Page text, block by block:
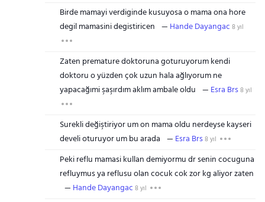
Birde mamayi verdiginde kusuyosa o mama ona hore
degil mamasini degistiricen
Hande Dayangac 8 yıl
Zaten premature doktoruna goturuyorum kendi
doktoru o yüzden çok uzun hala ağlıyorum ne
yapacağımi şaşırdım aklım ambale oldu
Esra Brs8 yıl
Surekli değiştiriyor um on mama oldu nerdeyse kayseri
develi oturuyor um bu arada
Esra Brs8 yıl
Peki reflu mamasi kullan demiyormu dr senin cocuguna
refluymus ya reflusu olan cocuk cok zor kg aliyor zaten
Hande Dayangac 8 yıl